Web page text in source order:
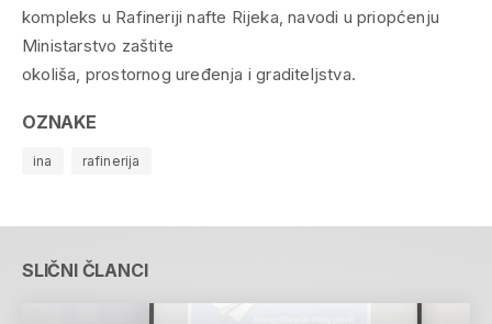
kompleks u Rafineriji nafte Rijeka, navodi u priopćenju
Ministarstvo zaštite
okoliša, prostornog uređenja i graditeljstva.
OZNAKE
ina rafinerija
SLIČNI ČLANCI